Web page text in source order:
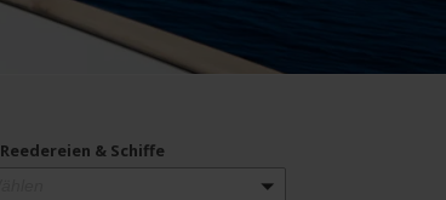
Reedereien & Schiffe